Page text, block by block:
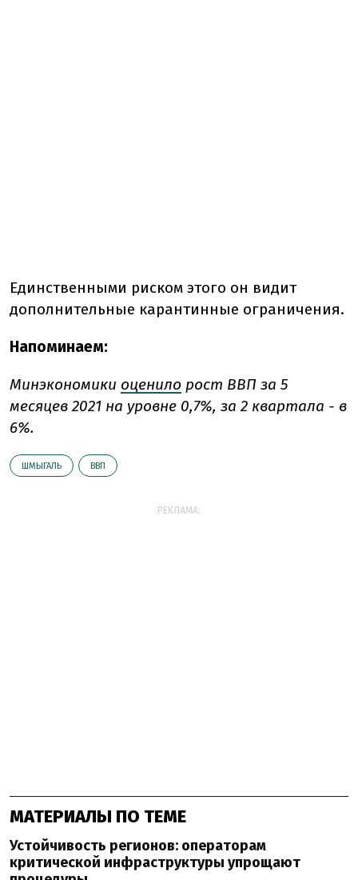
Единственными риском этого он видит
дополнительные карантинные ограничения.
Напоминаем:
Минэкономики оценило рост ВВП за 5
месяцев 2021 на уровне 0,7%, за 2 квартала - в
6%.
ШМЫГАЛЬ ВВП
РЕКЛАМА:
МАТЕРИАЛЫ ПО ТЕМЕ
Устойчивость регионов: операторам
критической инфраструктуры упрощают